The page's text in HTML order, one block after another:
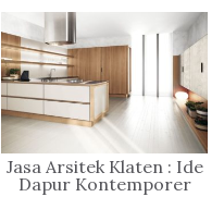
Jasa Arsitek Klaten : Ide
Dapur Kontemporer